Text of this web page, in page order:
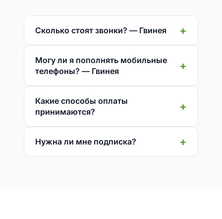
Сколько стоят звонки? — Гвинея
Могу ли я пополнять мобильные
телефоны? — Гвинея
Какие способы оплаты
принимаются?
Нужна ли мне подписка?